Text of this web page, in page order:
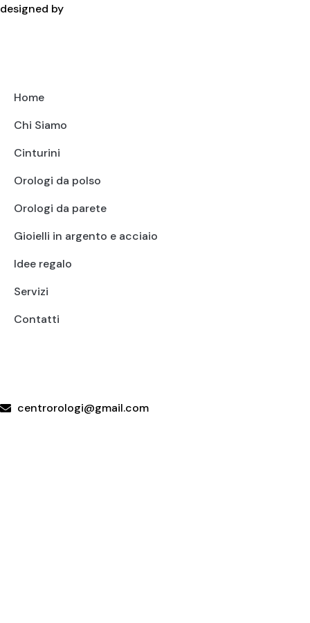
designed by
Home
Chi Siamo
Cinturini
Orologi da polso
Orologi da parete
Gioielli in argento e acciaio
Idee regalo
Servizi
Contatti
centrorologi@gmail.com